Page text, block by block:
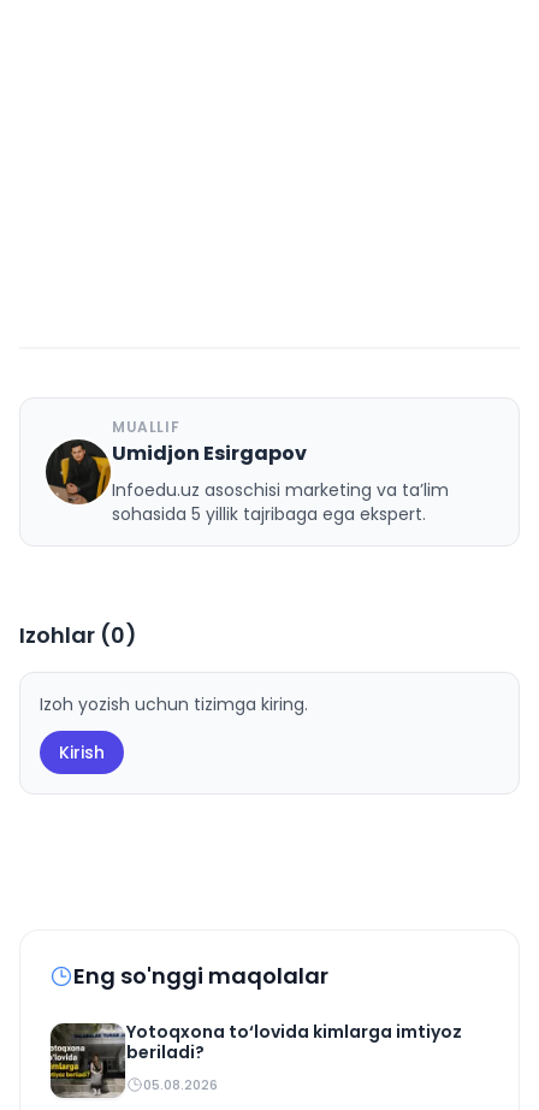
U
MUALLIF
Umidjon Esirgapov
Infoedu.uz asoschisi marketing va ta’lim
sohasida 5 yillik tajribaga ega ekspert.
Izohlar (0)
Izoh yozish uchun tizimga kiring.
Kirish
Eng so'nggi maqolalar
Yotoqxona to‘lovida kimlarga imtiyoz
beriladi?
05.08.2026